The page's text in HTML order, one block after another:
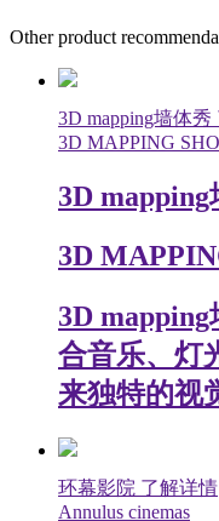
Other product
3D mapping墙体秀
3D MAPPING
3D mapping
3D
3D
合音乐、灯
来独特的视
环幕影院 了解详情
Annulus cinemas